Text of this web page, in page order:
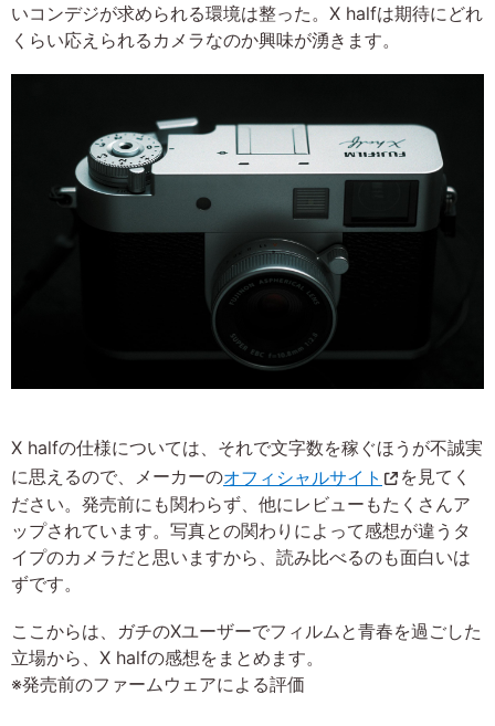
いコンデジが求められる環境は整った。X halfは期待にどれ
くらい応えられるカメラなのか興味が湧きます。
X halfの仕様については、それで文字数を稼ぐほうが不誠実
に思えるので、メーカーのオフィシャルサイト
を見てく
ださい。発売前にも関わらず、他にレビューもたくさんア
ップされています。写真との関わりによって感想が違うタ
イプのカメラだと思いますから、読み比べるのも面白いは
ずです。
ここからは、ガチのXユーザーでフィルムと青春を過ごした
立場から、X halfの感想をまとめます。
※発売前のファームウェアによる評価